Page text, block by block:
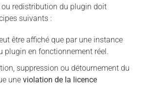
redistribution du plugin doit
suivants :
être affiché que par une instance
plugin en fonctionnement réel.
suppression ou détournement du
une violation de la licence